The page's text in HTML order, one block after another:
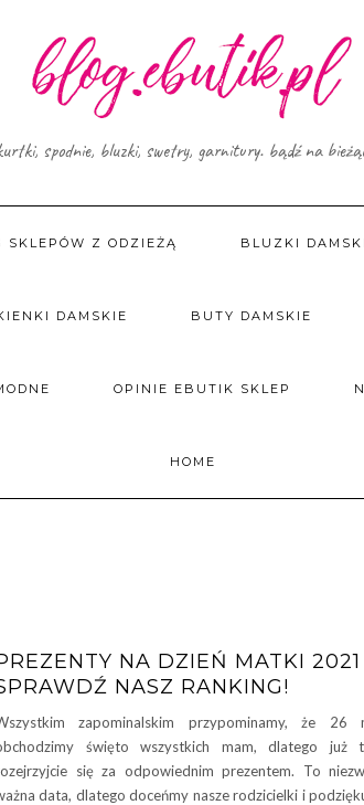
spodnie, bluzki, swetry, garnitury. bądź na
SKLEPÓW Z ODZIEŻĄ BLUZKI
DAMSKIE BUTY DAMSKIE
OPINIE EBUTIK SKLEP
HOME
NA DZIEŃ MATKI 2021
NASZ RANKING!
zapominalskim przypominamy, że 26
święto wszystkich mam, dlatego już
się za odpowiednim prezentem. To
data, dlatego doceńmy nasze rodzicielki i